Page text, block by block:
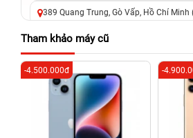
389 Quang Trung, Gò Vấp, Hồ Chí Minh
625 - 625A Âu Cơ, Tân Phú, Hồ Chí Minh
326 Lê Văn Việt, Tăng Nhơn Phú, Hồ
Đức cũ)
256 Võ Văn Ngân, Thủ Đức, Hồ Chí
70 Nguyễn An Ninh, Dĩ An, Hồ Chí
Tham khảo máy cũ
-4.500.000đ -